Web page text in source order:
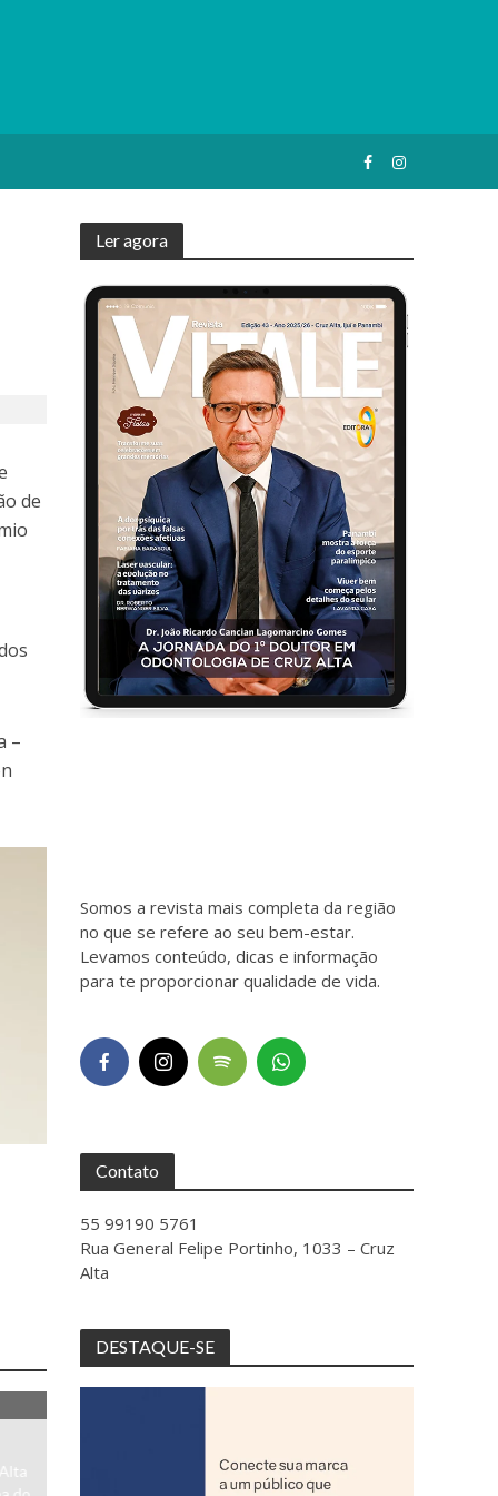
de
–
Ler agora
Somos a revista mais completa da região
no que se refere ao seu bem-estar.
Levamos conteúdo, dicas e informação
para te proporcionar qualidade de vida.
Contato
55 99190 5761
Rua General Felipe Portinho, 1033 – Cruz
Alta
DESTAQUE-SE